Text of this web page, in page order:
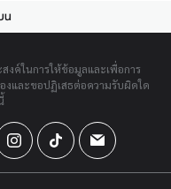
น
ค์ในการให้ข้อมูลและเพื่อการ
งและขอปฏิเสธต่อความรับผิดใด